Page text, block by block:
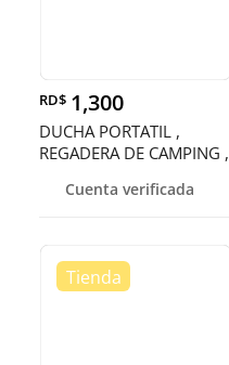
RD$ 1,300
DUCHA PORTATIL ,
REGADERA DE CAMPING ,
Cuenta verificada